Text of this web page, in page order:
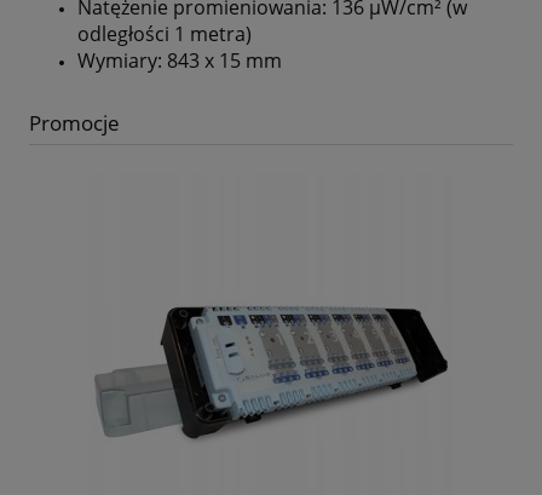
Natężenie promieniowania: 136 µW/cm² (w
odległości 1 metra)
Wymiary: 843 x 15 mm
Promocje